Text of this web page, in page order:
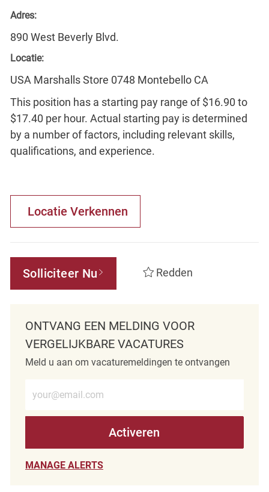
Adres:
890 West Beverly Blvd.
Locatie:
USA Marshalls Store 0748 Montebello CA
This position has a starting pay range of $16.90 to
$17.40 per hour. Actual starting pay is determined
by a number of factors, including relevant skills,
qualifications, and experience.
Locatie Verkennen
Solliciteer Nu Redden
ONTVANG EEN MELDING VOOR
VERGELIJKBARE VACATURES
Meld u aan om vacaturemeldingen te ontvangen
Activeren
MANAGE ALERTS